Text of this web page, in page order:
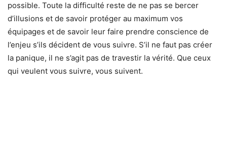
possible. Toute la difficulté reste de ne pas se bercer
d’illusions et de savoir protéger au maximum vos
équipages et de savoir leur faire prendre conscience de
l’enjeu s’ils décident de vous suivre. S’il ne faut pas créer
la panique, il ne s’agit pas de travestir la vérité. Que ceux
qui veulent vous suivre, vous suivent.